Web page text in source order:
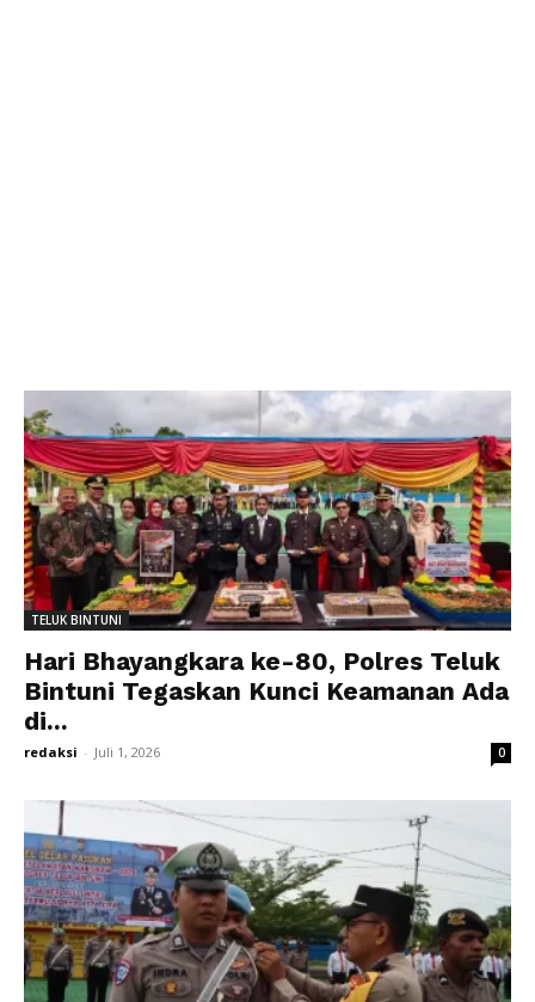
TELUK BINTUNI
Hari Bhayangkara ke-80, Polres Teluk
Bintuni Tegaskan Kunci Keamanan Ada
di...
redaksi - Juli 1, 2026 0